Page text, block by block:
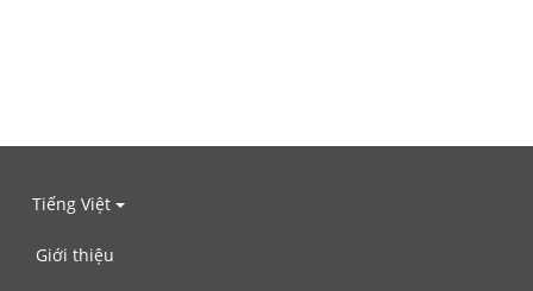
Tiếng Việt
Giới thiệu